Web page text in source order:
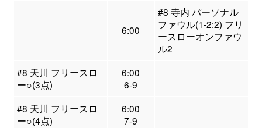
6:00
#8 寺内 パーソナル
ファウル(1-2:2) フリ
ースローオンファウ
ル2
#8 天川 フリースロ
ー○(3点)
6:00
6-9
#8 天川 フリースロ
ー○(4点)
6:00
7-9